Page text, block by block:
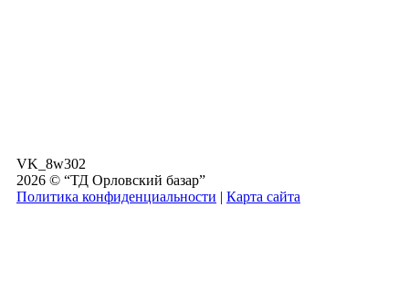
VK_8w302
2026 © “ТД Орловский базар”
Политика конфиденциальности | Карта сайта